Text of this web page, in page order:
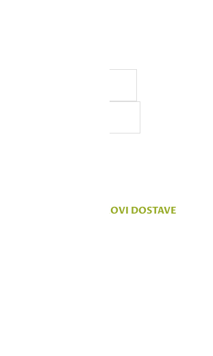
ne možemo da
su deo naše ponude,
TROŠKOVI DOSTAVE